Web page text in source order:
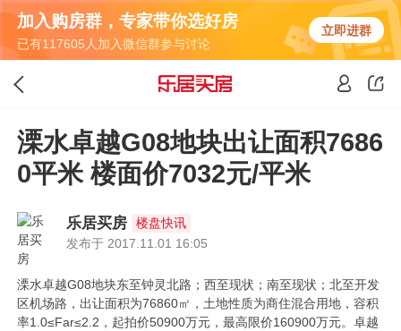
加入购房群，专家带你选好房
已有117605人加入微信群参与讨论
立即进群
溧水卓越G08地块出让面积7686
0平米 楼面价7032元/平米
乐居买房
楼盘快讯
发布于 2017.11.01 16:05
溧水卓越G08地块东至钟灵北路；西至现状；南至现状；北至开发
区机场路，出让面积为76860㎡，土地性质为商住混合用地，容积
率1.0≤Far≤2.2，起拍价50900万元，最高限价160900万元。卓越